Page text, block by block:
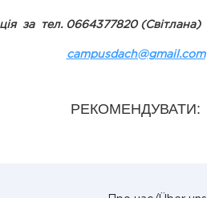
за тел. 0664377820 (Світлана)
campusdach@gmail.com
РЕКОМЕНДУВАТИ: